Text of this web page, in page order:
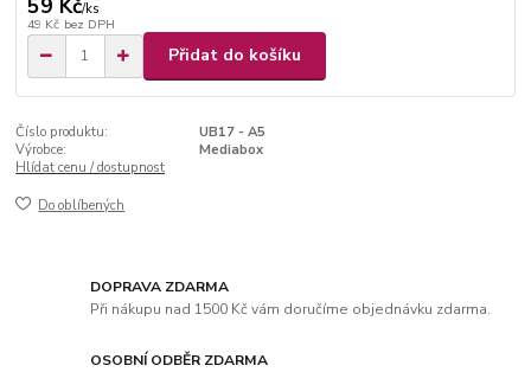
59 Kč/ks
49 Kč bez DPH
Přidat do košíku
Číslo produktu:
UB17 - A5
Výrobce:
Mediabox
Hlídat cenu / dostupnost
Do oblíbených
DOPRAVA ZDARMA
Při nákupu nad 1500 Kč vám doručíme objednávku zdarma.
OSOBNÍ ODBĚR ZDARMA